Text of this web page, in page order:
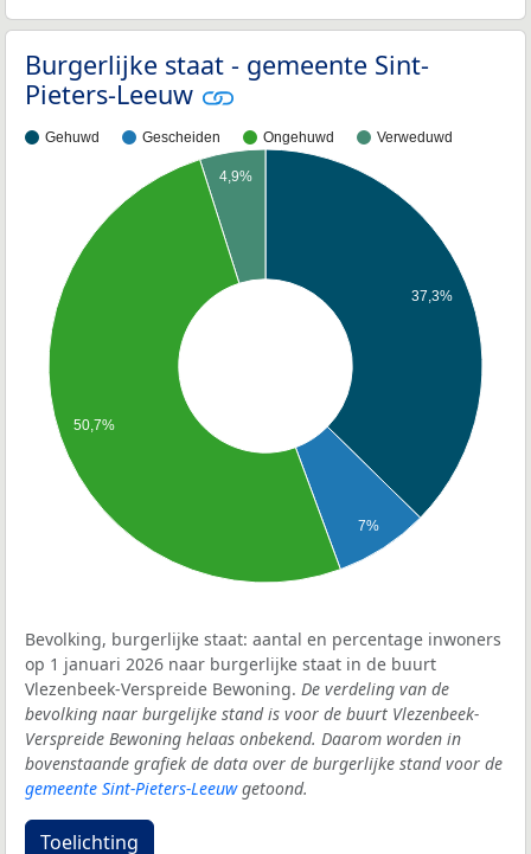
Burgerlijke staat - gemeente Sint-
Pieters-Leeuw
Gehuwd Gescheiden Ongehuwd Verweduwd
37,3%
7%
4,9%
50,7%
Bevolking, burgerlijke staat: aantal en percentage inwoners
op 1 januari 2026 naar burgerlijke staat in de buurt
Vlezenbeek-Verspreide Bewoning. De verdeling van de
bevolking naar burgelijke stand is voor de buurt Vlezenbeek-
Verspreide Bewoning helaas onbekend. Daarom worden in
bovenstaande grafiek de data over de burgerlijke stand voor de
gemeente Sint-Pieters-Leeuwgetoond.
Toelichting